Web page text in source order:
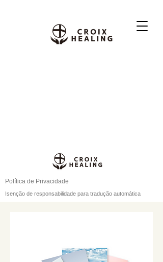
Política de Privacidade
Isenção de responsabilidade para tradução automática